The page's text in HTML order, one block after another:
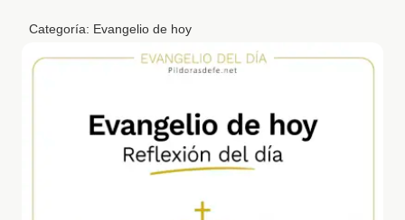
Categoría: Evangelio de hoy